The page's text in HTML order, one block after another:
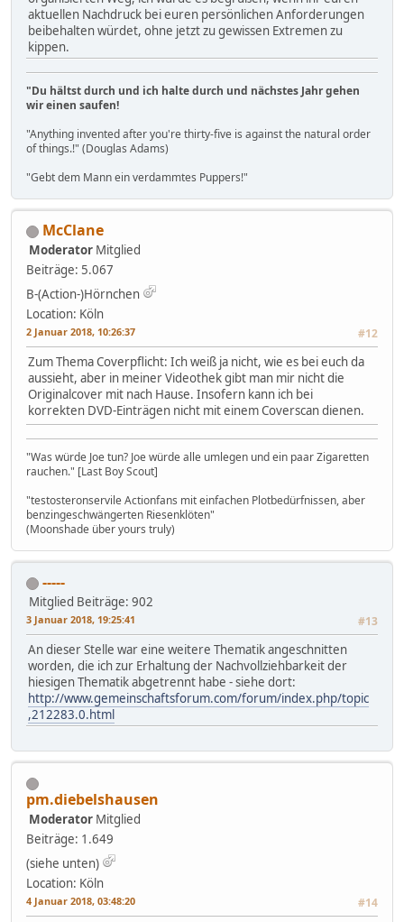
aktuellen Nachdruck bei euren persönlichen Anforderungen
beibehalten würdet, ohne jetzt zu gewissen Extremen zu
kippen.
"Du hältst durch und ich halte durch und nächstes Jahr gehen
wir einen saufen!
"Anything invented after you're thirty-five is against the natural order
of things.!" (Douglas Adams)
"Gebt dem Mann ein verdammtes Puppers!"
McClane
Moderator Mitglied
Beiträge: 5.067
B-(Action-)Hörnchen
Location: Köln
2 Januar 2018, 10:26:37 #12
Zum Thema Coverpflicht: Ich weiß ja nicht, wie es bei euch da
aussieht, aber in meiner Videothek gibt man mir nicht die
Originalcover mit nach Hause. Insofern kann ich bei
korrekten DVD-Einträgen nicht mit einem Coverscan dienen.
"Was würde Joe tun? Joe würde alle umlegen und ein paar Zigaretten
rauchen." [Last Boy Scout]
"testosteronservile Actionfans mit einfachen Plotbedürfnissen, aber
benzingeschwängerten Riesenklöten"
(Moonshade über yours truly)
-----
Mitglied Beiträge: 902
3 Januar 2018, 19:25:41 #13
An dieser Stelle war eine weitere Thematik angeschnitten
worden, die ich zur Erhaltung der Nachvollziehbarkeit der
hiesigen Thematik abgetrennt habe - siehe dort:
http://www.gemeinschaftsforum.com/forum/index.php/topic
,212283.0.html
pm.diebelshausen
Moderator Mitglied
Beiträge: 1.649
(siehe unten)
Location: Köln
4 Januar 2018, 03:48:20 #14